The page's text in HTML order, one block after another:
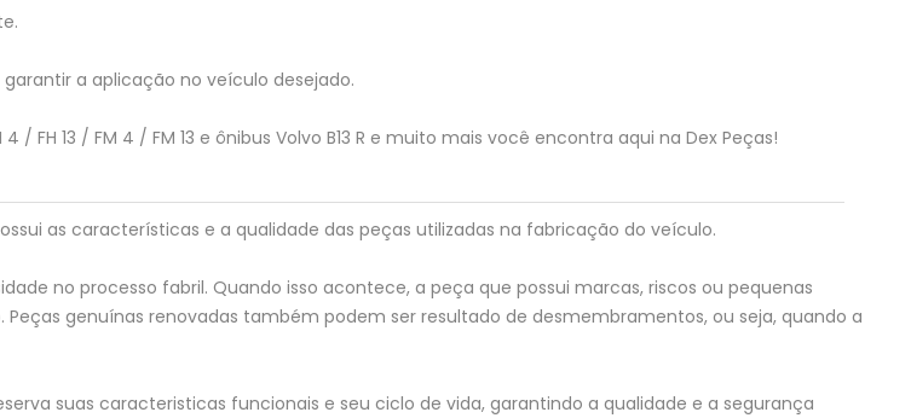
a aplicação no veículo desejado.
13 / FM 4 / FM 13 e ônibus Volvo B13 R e muito mais você encontra aqui na Dex Peças!
as características e a qualidade das peças utilizadas na fabricação do veículo.
no processo fabril. Quando isso acontece, a peça que possui marcas, riscos ou pequenas
genuínas renovadas também podem ser resultado de desmembramentos, ou seja, quando a
suas caracteristicas funcionais e seu ciclo de vida, garantindo a qualidade e a segurança